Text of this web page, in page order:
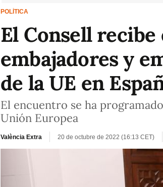
POLÍTICA
El Consell
embajadores y
de la UE en
El encuentro se ha
Unión Europea
València Extra 20 de octubre de 2022 (16:13 CET)